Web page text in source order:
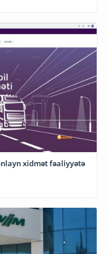
xidmət fəaliyyətə